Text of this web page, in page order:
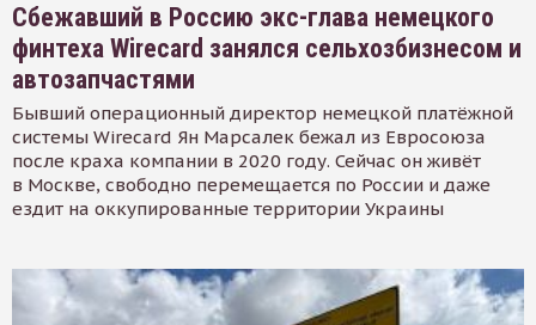
Сбежавший в Россию экс-глава немецкого
финтеха Wirecard занялся сельхозбизнесом и
автозапчастями
Бывший операционный директор немецкой платёжной
системы Wirecard Ян Марсалек бежал из Евросоюза
после краха компании в 2020 году. Сейчас он живёт
в Москве, свободно перемещается по России и даже
ездит на оккупированные территории Украины